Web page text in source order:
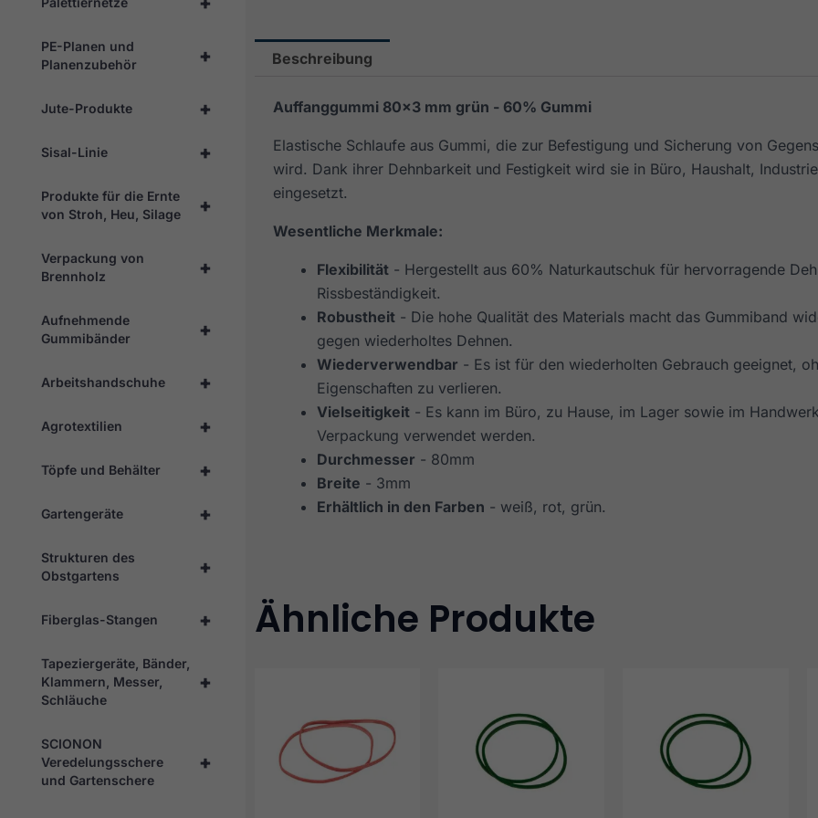
+
PE-Planen und
Planenzubehör
+
Jute-Produkte
+
Sisal-Linie
+
Produkte für die Ernte
von Stroh, Heu, Silage
+
Verpackung von
Brennholz
+
Aufnehmende
Gummibänder
+
Arbeitshandschuhe
+
Agrotextilien
+
Töpfe und Behälter
+
Gartengeräte
+
Strukturen des
Obstgartens
+
Fiberglas-Stangen
+
Tapeziergeräte, Bänder,
Klammern, Messer,
Schläuche
+
SCIONON
Veredelungsschere
und Gartenschere
Beschreibung
Auffanggummi 80×3 mm grün - 60% Gummi
Elastische Schlaufe aus Gummi, die zur Befestigung und Sicherung von
wird. Dank ihrer Dehnbarkeit und Festigkeit wird sie in Büro, Haushalt,
eingesetzt.
Wesentliche Merkmale:
Flexibilität- Hergestellt aus 60% Naturkautschuk für hervorragende
Rissbeständigkeit.
Robustheit- Die hohe Qualität des Materials macht das Gummiband
gegen wiederholtes Dehnen.
Wiederverwendbar - Es ist für den wiederholten Gebrauch geeignet,
Eigenschaften zu verlieren.
Vielseitigkeit- Es kann im Büro, zu Hause, im Lager sowie im
Verpackung verwendet werden.
Durchmesser - 80mm
Breite - 3mm
Erhältlich in den Farben - weiß, rot, grün.
Ähnliche Produkte